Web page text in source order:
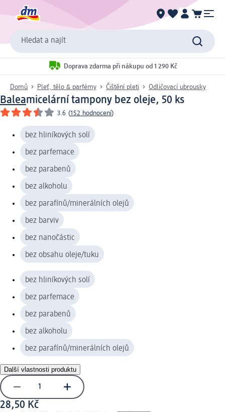
Hledat a najít
Doprava zdarma při nákupu od 1 290 Kč
Domů Pleť, tělo & parfémy Čištění pleti Odličovací ubrousky
Baleamicelární tampony bez oleje, 50 ks
3.6 (152 hodnocení)
bez hliníkových solí
bez parfemace
bez parabenů
bez alkoholu
bez parafínů/minerálních olejů
bez barviv
bez nanočástic
bez obsahu oleje/tuku
bez hliníkových solí
bez parfemace
bez parabenů
bez alkoholu
bez parafínů/minerálních olejů
Další vlastnosti produktu
28,50 Kč